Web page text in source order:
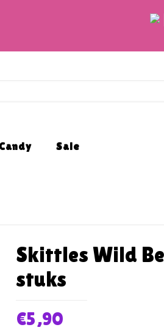
Sale
Skittles Wild
stuks
€5,90